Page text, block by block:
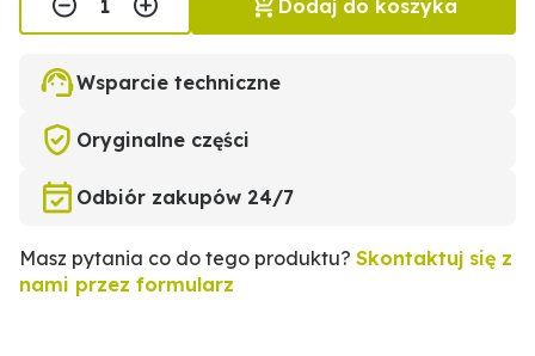
Dodaj do koszyka
Wsparcie techniczne
Oryginalne części
Odbiór zakupów 24/7
Masz pytania co do tego produktu? Skontaktuj się z
nami przez formularz